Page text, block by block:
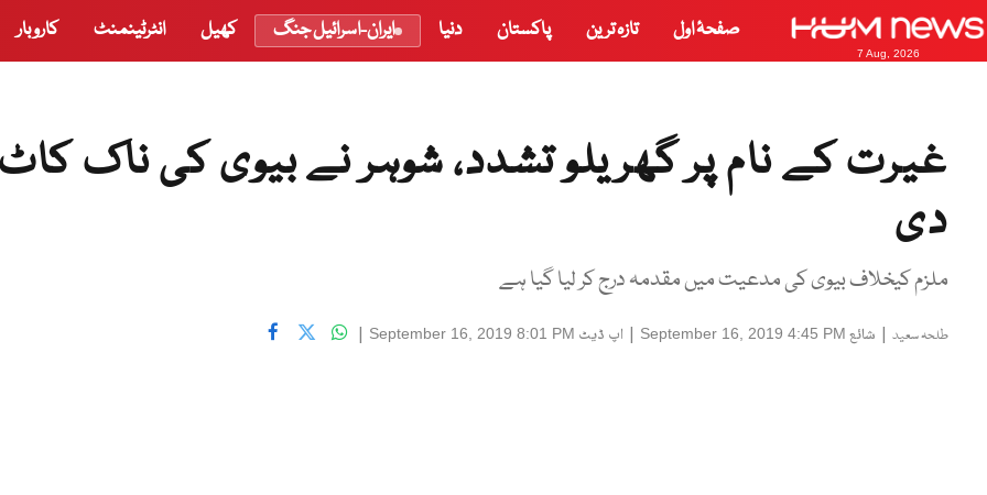
7 Aug, 2026
صفحۂ اول تازہ ترین پاکستان دنیا ایران-اسرائیل جنگ کھیل انٹرٹینمنٹ کاروبار
غیرت کے نام پر گھریلو تشدد، شوہر نے بیوی کی ناک
دی
ملزم کیخلاف بیوی کی مدعیت میں مقدمہ درج کر لیا گیا ہے
طلحہ سعید | شائع September 16, 2019 4:45 PM
| اپ ڈیٹ September 16, 2019 8:01 PM
|